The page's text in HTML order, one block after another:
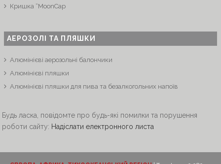
Кришка “MoonCap
АЕРОЗОЛІ ТА ПЛЯШКИ
Алюмінієві аерозольні балончики
Алюмінієві пляшки
Алюмінієві пляшки для пива та безалкогольних напоїв
Будь ласка, повідомте про будь-які помилки та порушення
роботи сайту: Надіслати електронного листа